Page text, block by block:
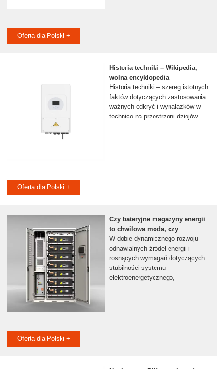
Oferta dla Polski +
Historia techniki – Wikipedia,
wolna encyklopedia
Historia techniki – szereg istotnych
faktów dotyczących zastosowania
ważnych odkryć i wynalazków w
technice na przestrzeni dziejów.
Oferta dla Polski +
Czy bateryjne magazyny energii
to chwilowa moda, czy
W dobie dynamicznego rozwoju
odnawialnych źródeł energii i
rosnących wymagań dotyczących
stabilności systemu
elektroenergetycznego,
Oferta dla Polski +